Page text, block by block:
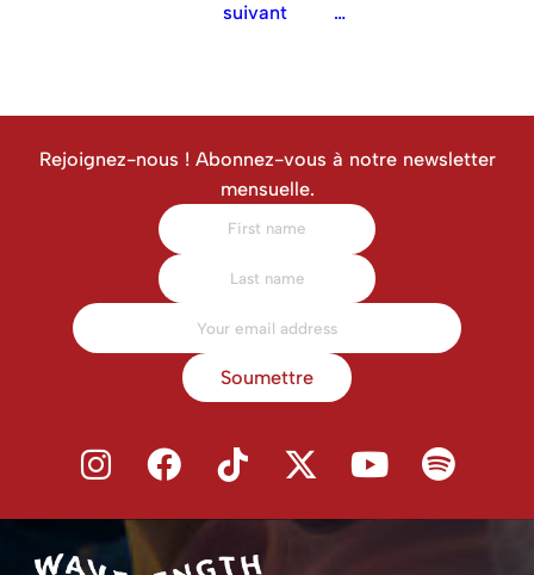
suivant …
Rejoignez-nous ! Abonnez-vous à notre newsletter
mensuelle.
Soumettre